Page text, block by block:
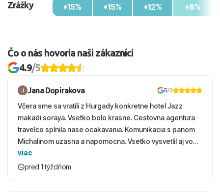
Zrážky
15%
15%
12%
8%
Čo o nás hovoria naši zákazníci
4.9/5
Jana Dopirakova 5/5
Včera sme sa vratili z Hurgady konkretne hotel Jazz
makadi soraya. Vsetko bolo krasne. Cestovna agentura
travelco splnila nase ocakavania. Komunikacia s panom
Michalinom uzasna a napomocna. Vsetko vysvetlil aj vo
vecernych hodinach zaco sa ospravedlnujem. Hotel
krasny, cisty. Sluzby top. Strava, prostredie, more,
viac
pred 1 týždňom